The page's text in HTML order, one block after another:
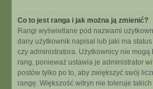
Co to jest ranga i jak można ją zmienić?
Rangi wyświetlane pod nazwami
dany użytkownik napisał lub jaki ma
czy administratora. Użytkownicy nie
rang, ponieważ ustawia je administrator
postów tylko po to, aby zwiększyć swój
rangę. Większość witryn nie toleruje